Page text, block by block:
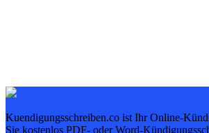
Kuendigungsschreiben.co ist Ihr Online-
Sie kostenlos PDF- oder Word-